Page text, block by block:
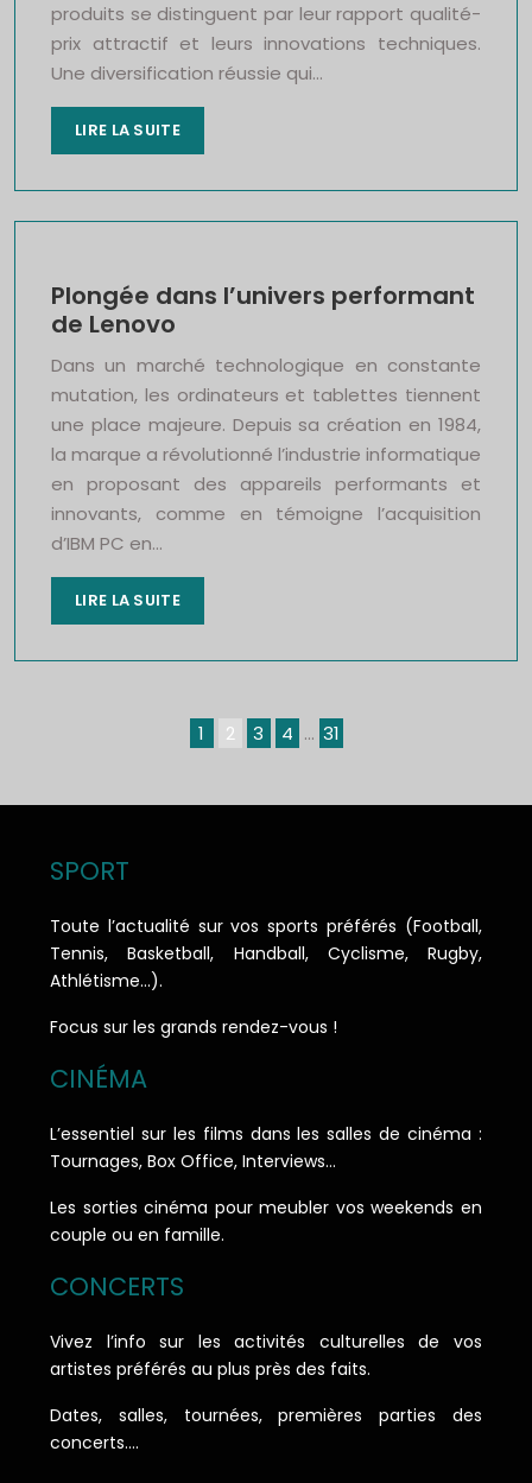
produits se distinguent par leur rapport qualité-
prix attractif et leurs innovations techniques.
Une diversification réussie qui…
LIRE LA SUITE
Plongée dans l’univers performant
de Lenovo
Dans un marché technologique en constante
mutation, les ordinateurs et tablettes tiennent
une place majeure. Depuis sa création en 1984,
la marque a révolutionné l’industrie informatique
en proposant des appareils performants et
innovants, comme en témoigne l’acquisition
d’IBM PC en…
LIRE LA SUITE
1 2 3 4 … 31
SPORT
Toute l’actualité sur vos sports préférés (Football,
Tennis, Basketball, Handball, Cyclisme, Rugby,
Athlétisme…).
Focus sur les grands rendez-vous !
CINÉMA
L’essentiel sur les films dans les salles de cinéma :
Tournages, Box Office, Interviews…
Les sorties cinéma pour meubler vos weekends en
couple ou en famille.
CONCERTS
Vivez l’info sur les activités culturelles de vos
artistes préférés au plus près des faits.
Dates, salles, tournées, premières parties des
concerts….